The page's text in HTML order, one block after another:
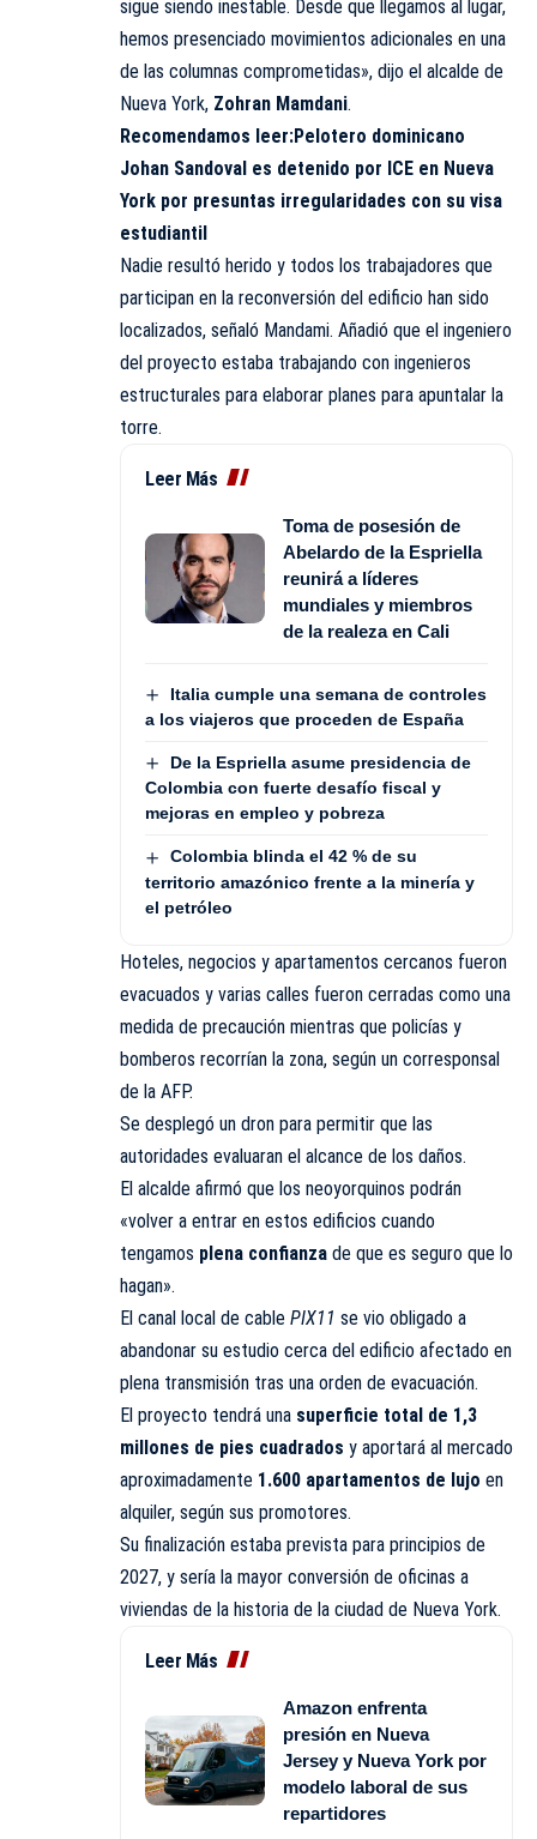
sigue siendo inestable. Desde que llegamos al lugar,
hemos presenciado movimientos adicionales en una
de las columnas comprometidas», dijo el alcalde de
Nueva York, Zohran Mamdani.
Recomendamos leer:Pelotero dominicano
Johan Sandoval es detenido por ICE en Nueva
York por presuntas irregularidades con su visa
estudiantil
Nadie resultó herido y todos los trabajadores que
participan en la reconversión del edificio han sido
localizados, señaló Mandami. Añadió que el ingeniero
del proyecto estaba trabajando con ingenieros
estructurales para elaborar planes para apuntalar la
torre.
Leer Más
Toma de posesión de
Abelardo de la Espriella
reunirá a líderes
mundiales y miembros
de la realeza en Cali
Italia cumple una semana de controles
a los viajeros que proceden de España
De la Espriella asume presidencia de
Colombia con fuerte desafío fiscal y
mejoras en empleo y pobreza
Colombia blinda el 42 % de su
territorio amazónico frente a la minería y
el petróleo
Hoteles, negocios y apartamentos cercanos fueron
evacuados y varias calles fueron cerradas como una
medida de precaución mientras que policías y
bomberos recorrían la zona, según un corresponsal
de la AFP.
Se desplegó un dron para permitir que las
autoridades evaluaran el alcance de los daños.
El alcalde afirmó que los neoyorquinos podrán
«volver a entrar en estos edificios cuando
tengamos plena confianza de que es seguro que lo
hagan».
El canal local de cable PIX11 se vio obligado a
abandonar su estudio cerca del edificio afectado en
plena transmisión tras una orden de evacuación.
El proyecto tendrá una superficie total de 1,3
millones de pies cuadrados y aportará al mercado
aproximadamente 1.600 apartamentos de lujo en
alquiler, según sus promotores.
Su finalización estaba prevista para principios de
2027, y sería la mayor conversión de oficinas a
viviendas de la historia de la ciudad de Nueva York.
Leer Más
Amazon enfrenta
presión en Nueva
Jersey y Nueva York por
modelo laboral de sus
repartidores